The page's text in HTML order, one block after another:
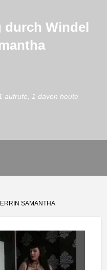
Windel
aufrufe, 1 davon heute
SAMANTHA